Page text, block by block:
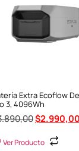
Extra Ecoflow
3, 4096Wh
$2.990,00
Ver Producto